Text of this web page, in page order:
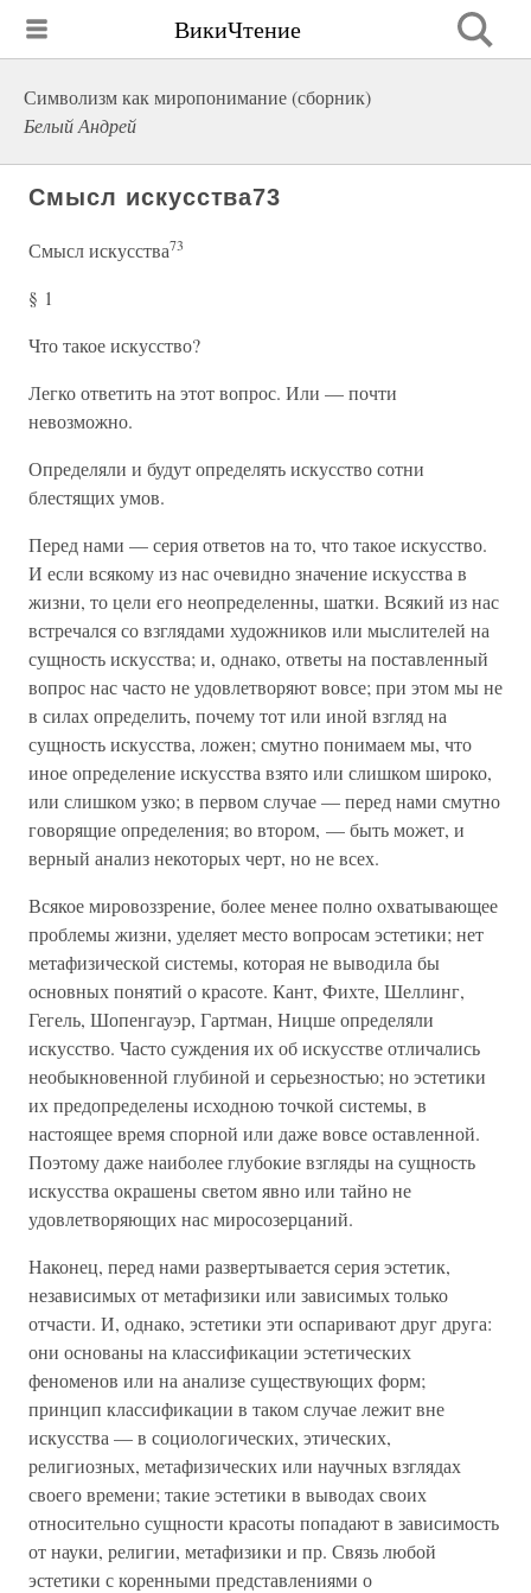
ВикиЧтение
Символизм как миропонимание (сборник)
Белый Андрей
Смысл искусства73
Смысл искусства73
§ 1
Что такое искусство?
Легко ответить на этот вопрос. Или — почти
невозможно.
Определяли и будут определять искусство сотни
блестящих умов.
Перед нами — серия ответов на то, что такое искусство.
И если всякому из нас очевидно значение искусства в
жизни, то цели его неопределенны, шатки. Всякий из нас
встречался со взглядами художников или мыслителей на
сущность искусства; и, однако, ответы на поставленный
вопрос нас часто не удовлетворяют вовсе; при этом мы не
в силах определить, почему тот или иной взгляд на
сущность искусства, ложен; смутно понимаем мы, что
иное определение искусства взято или слишком широко,
или слишком узко; в первом случае — перед нами смутно
говорящие определения; во втором, — быть может, и
верный анализ некоторых черт, но не всех.
Всякое мировоззрение, более менее полно охватывающее
проблемы жизни, уделяет место вопросам эстетики; нет
метафизической системы, которая не выводила бы
основных понятий о красоте. Кант, Фихте, Шеллинг,
Гегель, Шопенгауэр, Гартман, Ницше определяли
искусство. Часто суждения их об искусстве отличались
необыкновенной глубиной и серьезностью; но эстетики
их предопределены исходною точкой системы, в
настоящее время спорной или даже вовсе оставленной.
Поэтому даже наиболее глубокие взгляды на сущность
искусства окрашены светом явно или тайно не
удовлетворяющих нас миросозерцаний.
Наконец, перед нами развертывается серия эстетик,
независимых от метафизики или зависимых только
отчасти. И, однако, эстетики эти оспаривают друг друга:
они основаны на классификации эстетических
феноменов или на анализе существующих форм;
принцип классификации в таком случае лежит вне
искусства — в социологических, этических,
религиозных, метафизических или научных взглядах
своего времени; такие эстетики в выводах своих
относительно сущности красоты попадают в зависимость
от науки, религии, метафизики и пр. Связь любой
эстетики с коренными представлениями о